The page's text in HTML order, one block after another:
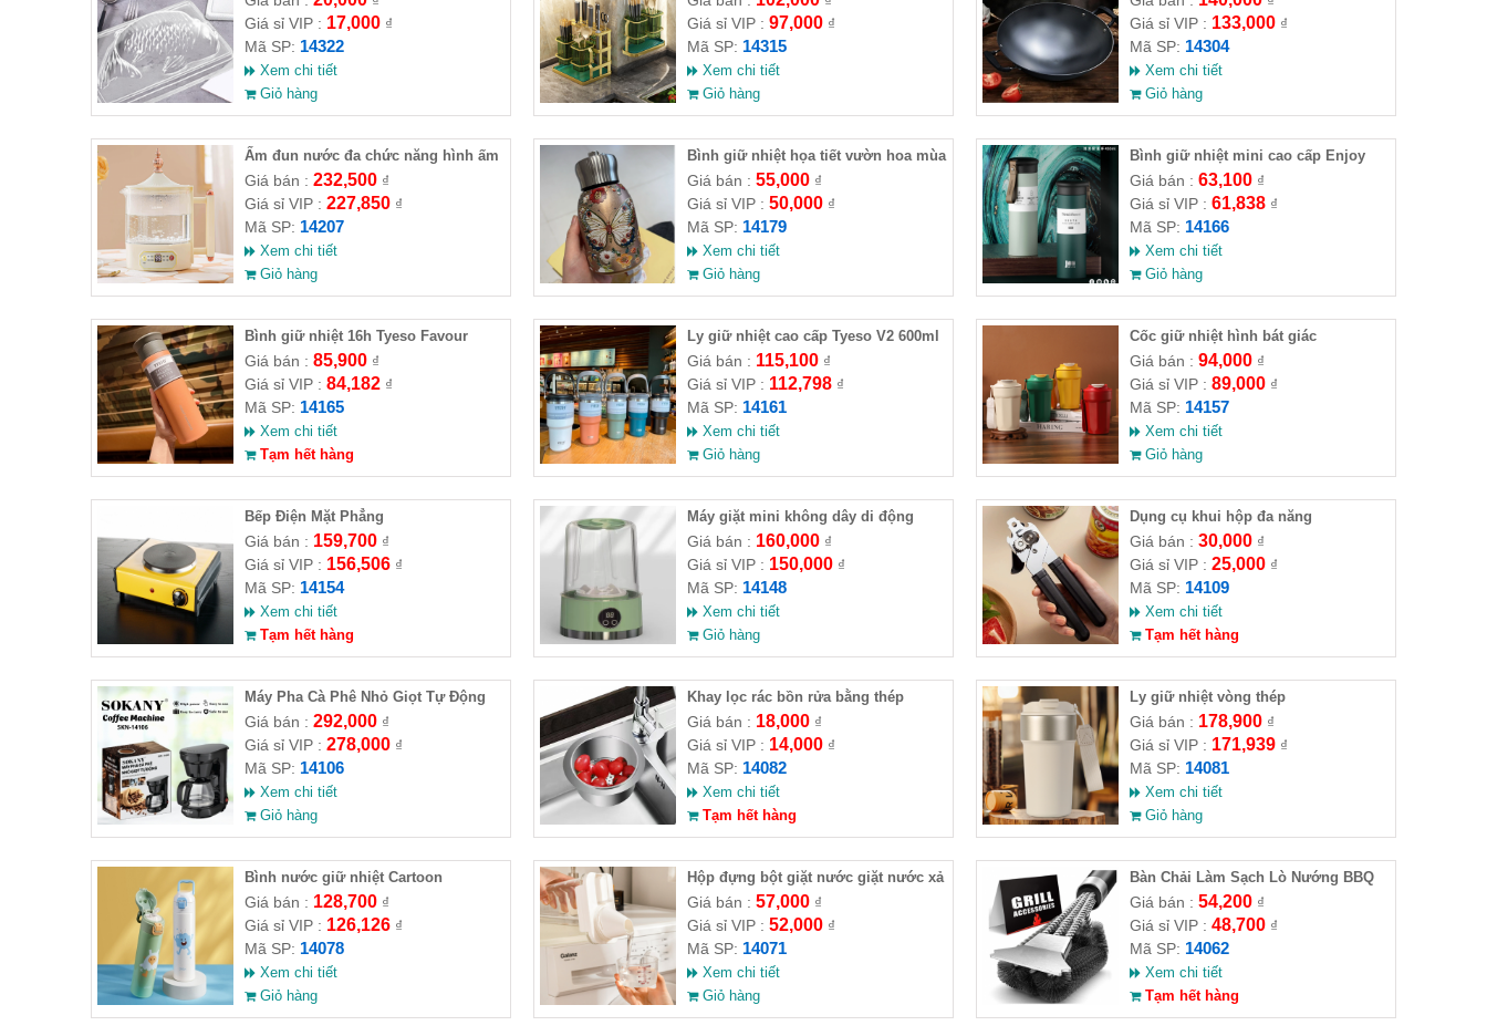
Giá sỉ VIP : 17,000₫
Mã SP: 14322
Xem chi tiết
Giỏ hàng
Giá sỉ VIP : 97,000₫
Mã SP: 14315
Xem chi tiết
Giỏ hàng
Giá sỉ VIP : 133,000₫
Mã SP: 14304
Xem chi tiết
Giỏ hàng
Ấm đun nước đa chức năng hình ấm
trà
Giá bán : 232,500₫
Giá sỉ VIP : 227,850₫
Mã SP: 14207
Xem chi tiết
Giỏ hàng
Bình giữ nhiệt họa tiết vườn hoa mùa
hạ
Giá bán : 55,000₫
Giá sỉ VIP : 50,000₫
Mã SP: 14179
Xem chi tiết
Giỏ hàng
Bình giữ nhiệt mini cao cấp Enjoy
Freedom 280ml
Giá bán : 63,100₫
Giá sỉ VIP : 61,838₫
Mã SP: 14166
Xem chi tiết
Giỏ hàng
Bình giữ nhiệt 16h Tyeso Favour
500ml
Giá bán : 85,900₫
Giá sỉ VIP : 84,182₫
Mã SP: 14165
Xem chi tiết
Tạm hết hàng
Ly giữ nhiệt cao cấp Tyeso V2 600ml
Giá bán : 115,100₫
Giá sỉ VIP : 112,798₫
Mã SP: 14161
Xem chi tiết
Giỏ hàng
Cốc giữ nhiệt hình bát giác
Giá bán : 94,000₫
Giá sỉ VIP : 89,000₫
Mã SP: 14157
Xem chi tiết
Giỏ hàng
Bếp Điện Mặt Phẳng
Giá bán : 159,700₫
Giá sỉ VIP : 156,506₫
Mã SP: 14154
Xem chi tiết
Tạm hết hàng
Máy giặt mini không dây di động
Giá bán : 160,000₫
Giá sỉ VIP : 150,000₫
Mã SP: 14148
Xem chi tiết
Giỏ hàng
Dụng cụ khui hộp đa năng
Giá bán : 30,000₫
Giá sỉ VIP : 25,000₫
Mã SP: 14109
Xem chi tiết
Tạm hết hàng
Máy Pha Cà Phê Nhỏ Giọt Tự Động
SOKANY SKN-14106
Giá bán : 292,000₫
Giá sỉ VIP : 278,000₫
Mã SP: 14106
Xem chi tiết
Giỏ hàng
Khay lọc rác bồn rửa bằng thép
không gỉ
Giá bán : 18,000₫
Giá sỉ VIP : 14,000₫
Mã SP: 14082
Xem chi tiết
Tạm hết hàng
Ly giữ nhiệt vòng thép
Giá bán : 178,900₫
Giá sỉ VIP : 171,939₫
Mã SP: 14081
Xem chi tiết
Giỏ hàng
Bình nước giữ nhiệt Cartoon
Giá bán : 128,700₫
Giá sỉ VIP : 126,126₫
Mã SP: 14078
Xem chi tiết
Giỏ hàng
Hộp đựng bột giặt nước giặt nước xả
2300ml
Giá bán : 57,000₫
Giá sỉ VIP : 52,000₫
Mã SP: 14071
Xem chi tiết
Giỏ hàng
Bàn Chải Làm Sạch Lò Nướng BBQ
Giá bán : 54,200₫
Giá sỉ VIP : 48,700₫
Mã SP: 14062
Xem chi tiết
Tạm hết hàng